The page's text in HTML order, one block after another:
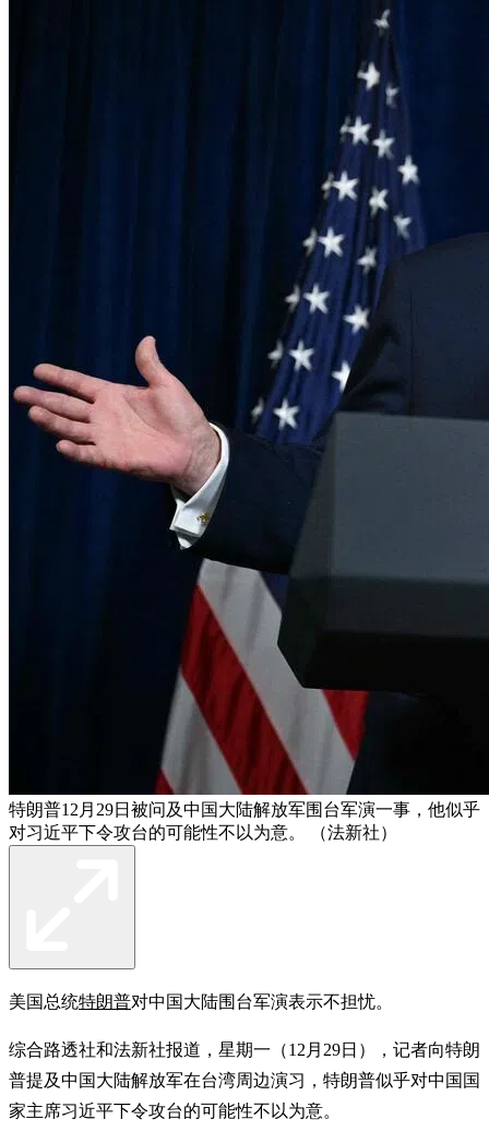
特朗普12月29日被问及中国大陆解放军围台军演一事，他似乎
对习近平下令攻台的可能性不以为意。 （法新社）
美国总统特朗普对中国大陆围台军演表示不担忧。
综合路透社和法新社报道，星期一（12月29日），记者向特朗
普提及中国大陆解放军在台湾周边演习，特朗普似乎对中国国
家主席习近平下令攻台的可能性不以为意。